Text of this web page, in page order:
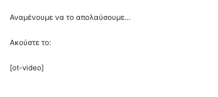
Αναμένουμε να το απολαύσουμε…
Ακούστε το:
[ot-video]